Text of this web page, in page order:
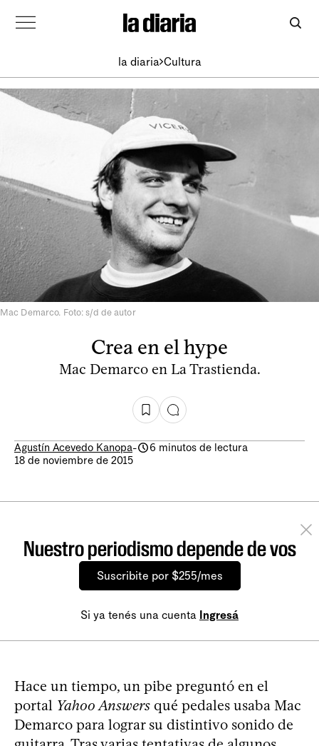
la diaria Cultura
Mac Demarco. Foto: s/d de autor
Crea en el hype
Mac Demarco en La Trastienda.
Agustín Acevedo Kanopa-
6 minutos de lectura
18 de noviembre de 2015
Nuestro periodismo depende de vos
Suscribite por $255/mes
Si ya tenés una cuenta Ingresá
Hace un tiempo, un pibe preguntó en el
portal Yahoo Answers qué pedales usaba Mac
Demarco para lograr su distintivo sonido de